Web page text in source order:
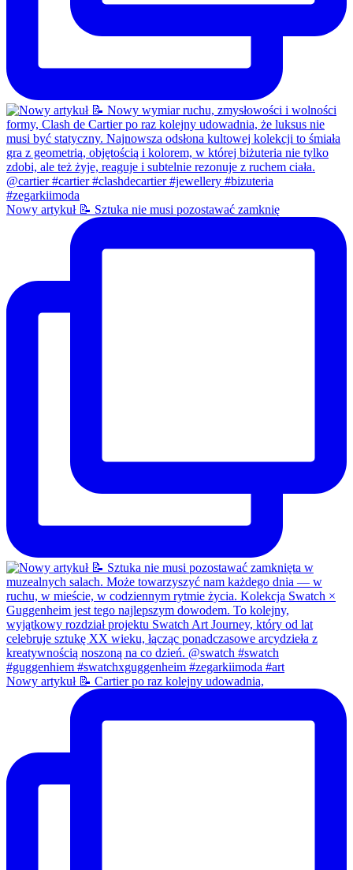
Nowy artykuł 📝 Sztuka nie musi pozostawać zamknię
Nowy artykuł 📝 Cartier po raz kolejny udowadnia,